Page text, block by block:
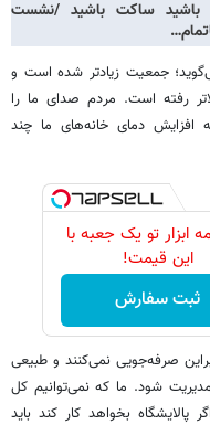
باشید ساکت باشید /نشست
جمعیت زیادتر شده است و
رفته است. مردم صدای ما را
وقتی می‌گوییم به ازای هر ۱ درجه افزایش دمای خانه‌های ما چند
ابزار تو یک جعبه با
این قیمت!
ثبت سفارش
صرفه‌جویی نمی‌کنند و طبیعی
شود. ما که نمی‌توانیم کل
بخواهد کار کند باید